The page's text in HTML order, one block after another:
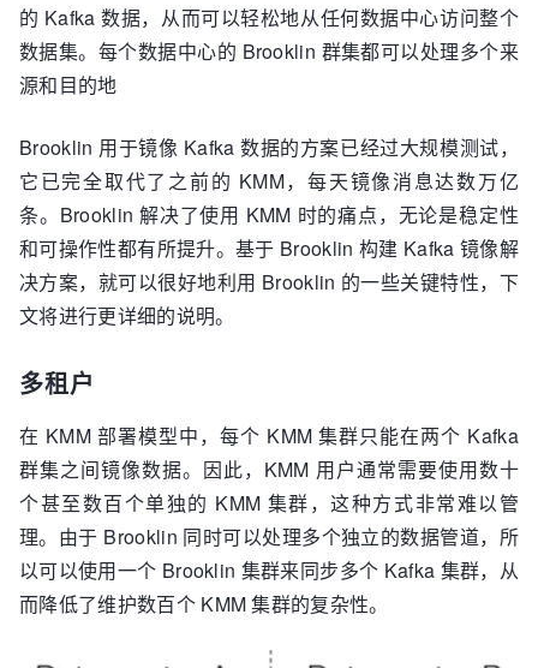
的 Kafka 数据，从而可以轻松地从任何数据中心访问整个
数据集。每个数据中心的 Brooklin 群集都可以处理多个来
源和目的地
Brooklin 用于镜像 Kafka 数据的方案已经过大规模测试，
它已完全取代了之前的 KMM，每天镜像消息达数万亿
条。Brooklin 解决了使用 KMM 时的痛点，无论是稳定性
和可操作性都有所提升。基于 Brooklin 构建 Kafka 镜像解
决方案，就可以很好地利用 Brooklin 的一些关键特性，下
文将进行更详细的说明。
多租户
在 KMM 部署模型中，每个 KMM 集群只能在两个 Kafka
群集之间镜像数据。因此，KMM 用户通常需要使用数十
个甚至数百个单独的 KMM 集群，这种方式非常难以管
理。由于 Brooklin 同时可以处理多个独立的数据管道，所
以可以使用一个 Brooklin 集群来同步多个 Kafka 集群，从
而降低了维护数百个 KMM 集群的复杂性。